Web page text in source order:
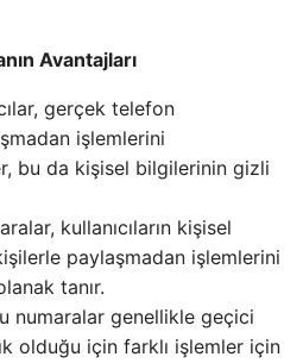
Avantajları
gerçek telefon
işlemlerini
bu da kişisel bilgilerinin gizli
kullanıcıların kişisel
paylaşmadan işlemlerini
tanır.
numaralar genellikle geçici
olduğu için farklı işlemler için